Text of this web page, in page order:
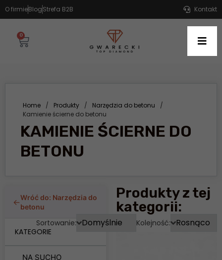
O firmieBlogStrefa B2B Kontakt
0
Home / Produkty / Narzędzia do betonu
/
Kamienie ścierne do betonu
KAMIENIE ŚCIERNE DO
BETONU
←Wróć do: Narzędzia do
betonu
KATEGORIE
NA SUCHO
Produkty z tej
kategorii:
Sortowanie: Kolejność: